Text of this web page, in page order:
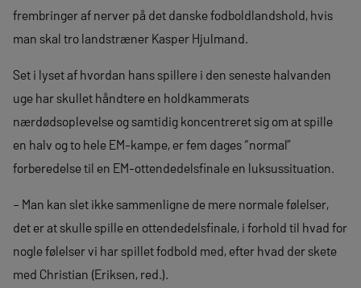
frembringer af nerver på det danske fodboldlandshold, hvis
man skal tro landstræner Kasper Hjulmand.
Set i lyset af hvordan hans spillere i den seneste halvanden
uge har skullet håndtere en holdkammerats
nærdødsoplevelse og samtidig koncentreret sig om at spille
en halv og to hele EM-kampe, er fem dages “normal”
forberedelse til en EM-ottendedelsfinale en luksussituation.
– Man kan slet ikke sammenligne de mere normale følelser,
det er at skulle spille en ottendedelsfinale, i forhold til hvad for
nogle følelser vi har spillet fodbold med, efter hvad der skete
med Christian (Eriksen, red.).